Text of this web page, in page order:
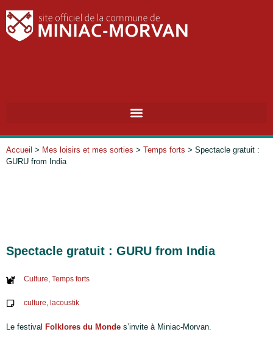
Accueil > Mes loisirs et mes sorties > Temps forts > Spectacle gratuit :
GURU from India
Spectacle gratuit : GURU from India
Culture, Temps forts
culture, lacoustik
Le festival Folklores du Monde s’invite à Miniac-Morvan.